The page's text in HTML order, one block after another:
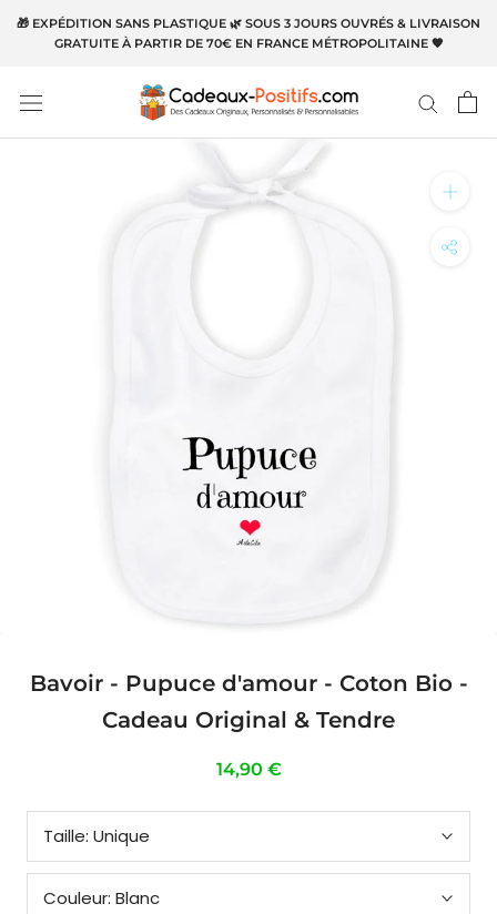
Aller🎁 EXPÉDITION SANS PLASTIQUE 🌿 SOUS 3 JOURS OUVRÉS & LIVRAISON
GRATUITE À PARTIR DE 70€ EN FRANCE MÉTROPOLITAINE 🧡
Bavoir - Pupuce d'amour - Coton Bio -
Cadeau Original & Tendre
14,90 €
Taille: Unique
Couleur: Blanc